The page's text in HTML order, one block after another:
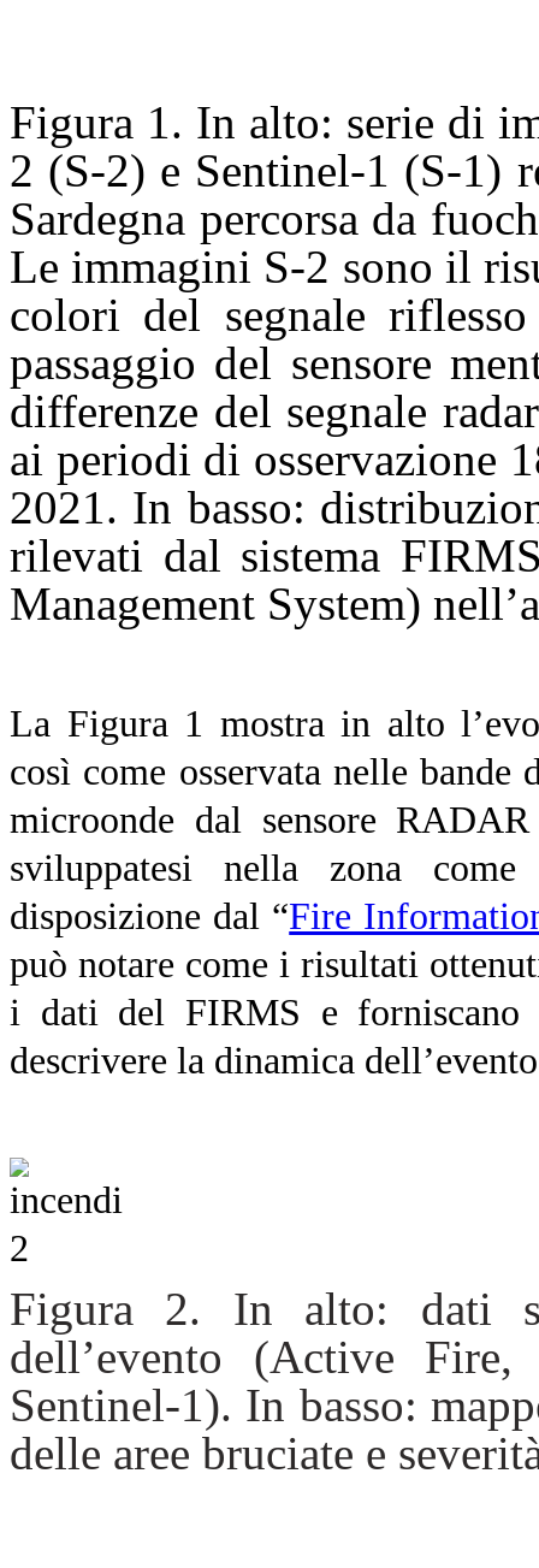
Figura 1. In alto: serie di
2 (S-2) e Sentinel-1 (S-1)
Sardegna percorsa da
Le immagini S-2 sono il
colori del segnale
passaggio del sensore
differenze del segnale
ai periodi di osservazione
2021. In basso:
rilevati dal sistema
Management System)
La Figura 1 mostra in alto
così come osservata nelle
microonde dal sensore
sviluppatesi nella zona
disposizione dal “Fire
può notare come i risultati
i dati del FIRMS e forniscano
descrivere la dinamica
Figura 2. In alto: dati
dell’evento (Active
Sentinel-1). In basso:
delle aree bruciate e